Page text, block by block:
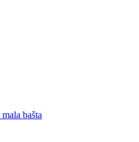
bašta